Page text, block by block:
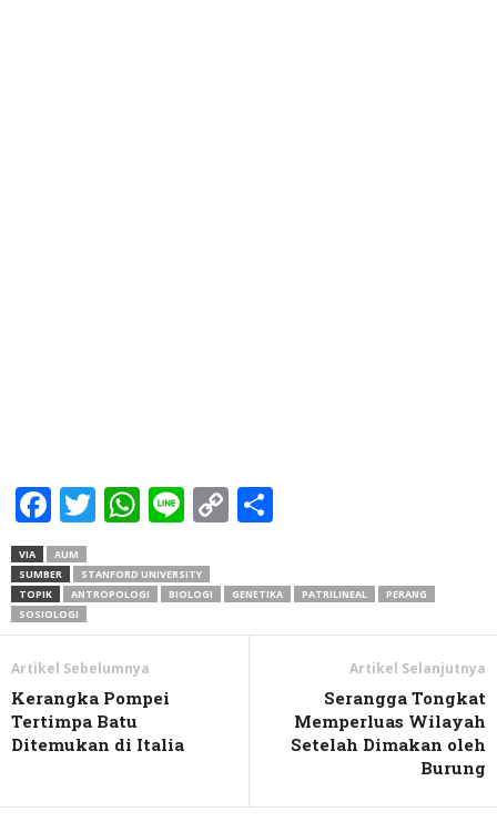
Facebook
Twitter
WhatsApp
LineCopy
VIA
AUM
SUMBER
STANFORD UNIVERSITY
TOPIK
ANTROPOLOGI BIOLOGI GENETIKA PATRILINEAL
PERANG
SOSIOLOGI
Artikel Sebelumnya
Kerangka Pompei
Tertimpa Batu
Ditemukan di Italia
Artikel Selanjutnya
Serangga Tongkat
Memperluas Wilayah
Setelah Dimakan oleh
Burung